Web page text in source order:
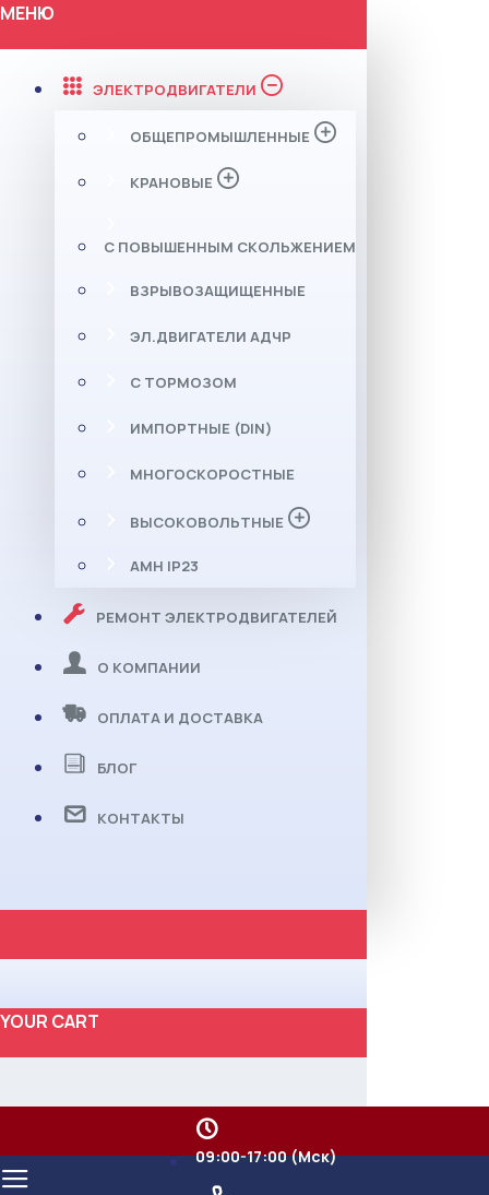
МЕНЮ
ЭЛЕКТРОДВИГАТЕЛИ
ОБЩЕПРОМЫШЛЕННЫЕ
КРАНОВЫЕ
С ПОВЫШЕННЫМ СКОЛЬЖЕНИЕМ
ВЗРЫВОЗАЩИЩЕННЫЕ
ЭЛ.ДВИГАТЕЛИ АДЧР
С ТОРМОЗОМ
ИМПОРТНЫЕ (DIN)
МНОГОСКОРОСТНЫЕ
ВЫСОКОВОЛЬТНЫЕ
АМН IP23
РЕМОНТ ЭЛЕКТРОДВИГАТЕЛЕЙ
О КОМПАНИИ
ОПЛАТА И ДОСТАВКА
БЛОГ
КОНТАКТЫ
YOUR CART
09:00-17:00 (Мск)